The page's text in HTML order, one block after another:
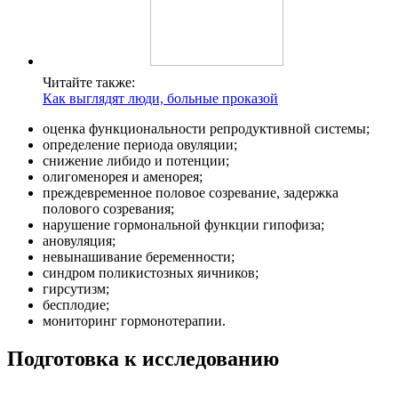
Читайте также:
Как выглядят люди, больные проказой
оценка функциональности репродуктивной системы;
определение периода овуляции;
снижение либидо и потенции;
олигоменорея и аменорея;
преждевременное половое созревание, задержка
полового созревания;
нарушение гормональной функции гипофиза;
ановуляция;
невынашивание беременности;
синдром поликистозных яичников;
гирсутизм;
бесплодие;
мониторинг гормонотерапии.
Подготовка к исследованию